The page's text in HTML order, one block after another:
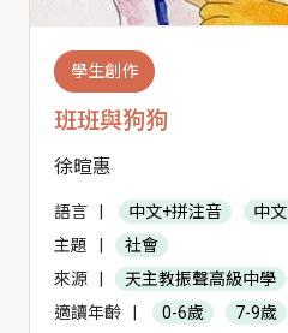
學生創作
班班與狗狗
徐暄惠
語言 中文+拼注音
中文
主題
社會
來源
天主教振聲高級中學
適讀年齡
0-6歲
7-9歲